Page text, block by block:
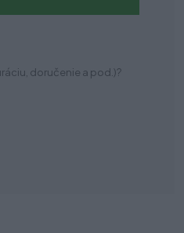
doručenie a pod.)?